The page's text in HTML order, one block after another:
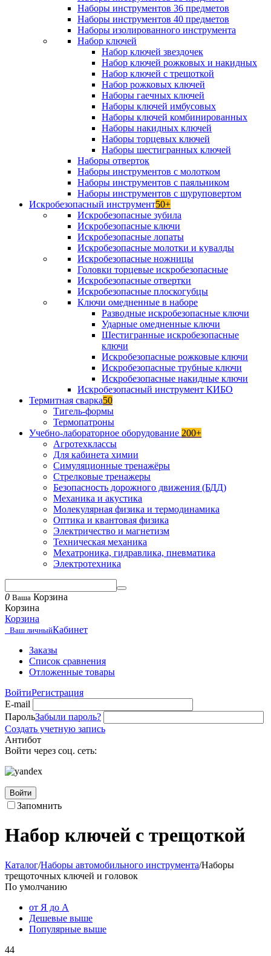
Наборы инструментов 36 предметов
Наборы инструментов 40 предметов
Наборы изолированного инструмента
Набор ключей
Набор ключей звездочек
Набор ключей рожковых и накидных
Набор ключей с трещоткой
Набор рожковых ключей
Наборы гаечных ключей
Наборы ключей имбусовых
Наборы ключей комбинированных
Наборы накидных ключей
Наборы торцевых ключей
Наборы шестигранных ключей
Наборы отверток
Наборы инструментов с молотком
Наборы инструментов с паяльником
Наборы инструментов с шуруповертом
Искробезопасный инструмент50+
Искробезопасные зубила
Искробезопасные ключи
Искробезопасные лопаты
Искробезопасные молотки и кувалды
Искробезопасные ножницы
Головки торцевые искробезопасные
Искробезопасные отвертки
Искробезопасные плоскогубцы
Ключи омедненные в наборе
Разводные искробезопасные ключи
Ударные омедненные ключи
Шестигранные искробезопасные
ключи
Искробезопасные рожковые ключи
Искробезопасные трубные ключи
Искробезопасные накидные ключи
Искробезопасный инструмент КИБО
Термитная сварка50
Тигель-формы
Термопатроны
Учебно-лабораторное оборудование 200+
Агротехклассы
Для кабинета химии
Симуляционные тренажёры
Стрелковые тренажеры
Безопасность дорожного движения (БДД)
Механика и акустика
Молекулярная физика и термодинамика
Оптика и квантовая физика
Электричество и магнетизм
Техническая механика
Мехатроника, гидравлика, пневматика
Электротехника
0 Ваша Корзина
Корзина
Корзина
Ваш личныйКабинет
Заказы
Список сравнения
Отложенные товары
ВойтиРегистрация
E-mail
ПарольЗабыли пароль?
Создать учетную запись
Антибот
Войти через соц. сеть:
Войти
Запомнить
Набор ключей с трещоткой
Каталог/Наборы автомобильного инструмента/Наборы
трещоточных ключей и головок
По умолчанию
от Я до А
Дешевые выше
Популярные выше
44